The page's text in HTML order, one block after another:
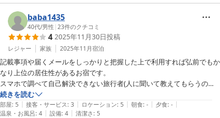
baba1435
40代/男性 |23件のクチコミ
4 2025年11月30日投稿
レジャー 家族 2025年11月宿泊
記載事項や届くメールをしっかりと把握した上で利用すれば弘前でもか
なり上位の居住性があるお宿です。
スマホで調べて自己解決できない旅行者(人に聞いて教えてもらうのが
当たり前と思う方)にはお勧めしません。
続きを読む
部屋: 5 | 接客・サービス: 3 | ロケーション: 5 | 朝食: - | 夕食: - |
温泉・お風呂: 4 | 設備: 4 | 清潔さ: 5